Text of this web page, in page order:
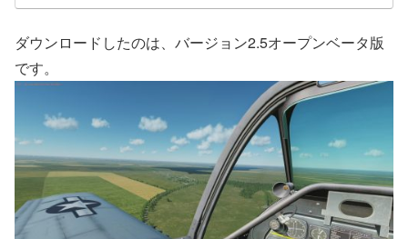
ダウンロードしたのは、バージョン2.5オープンベータ版
です。